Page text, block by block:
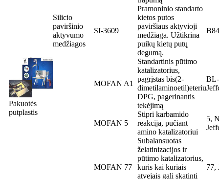
Silicio
paviršinio
aktyvumo
medžiagos
SI-3609
Pramoninio standarto
kietos putos
paviršiaus aktyvioji
medžiaga. Užtikrina
puikų kietų putų
degumą.
Pakuotės
putplastis
MOFAN A1
Standartinis pūtimo
katalizatorius,
pagrįstas bis(2-
dimetilaminoetil)eteriu
DPG, pagerinantis
tekėjimą
MOFAN 5
Stipri karbamido
reakcija, pučiant
amino katalizatoriui
5,
MOFAN 77
Subalansuotas
želatinizacijos ir
pūtimo katalizatorius,
kuris kai kuriais
atvejais gali skatinti
77,